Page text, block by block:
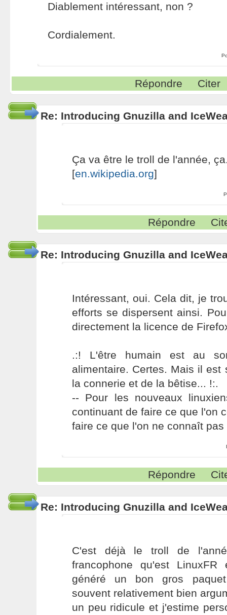
Diablement intéressant, non ?
Cordialement.
Répondre Citer
Re: Introducing Gnuzilla and
Ça va être le troll de l'année,
[en.wikipedia.org]
Répondre
Re: Introducing Gnuzilla and
Intéressant, oui. Cela dit, je
efforts se dispersent ainsi.
directement la licence de
.:! L'être humain est au
alimentaire. Certes. Mais il est
la connerie et de la bêtise... !:.
-- Pour les nouveaux
continuant de faire ce que l'on
faire ce que l'on ne connaît pas
Répondre
Re: Introducing Gnuzilla and
C'est déjà le troll de
francophone qu'est
généré un bon gros
souvent relativement bien
un peu ridicule et j'estime